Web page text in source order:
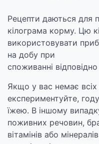
Рецепти даються для
кілограма корму. Цю
використовувати
на добу при
споживанні
Якщо у вас немає всіх
експериментуйте,
їжею. В іншому
поживних речовин,
вітамінів або